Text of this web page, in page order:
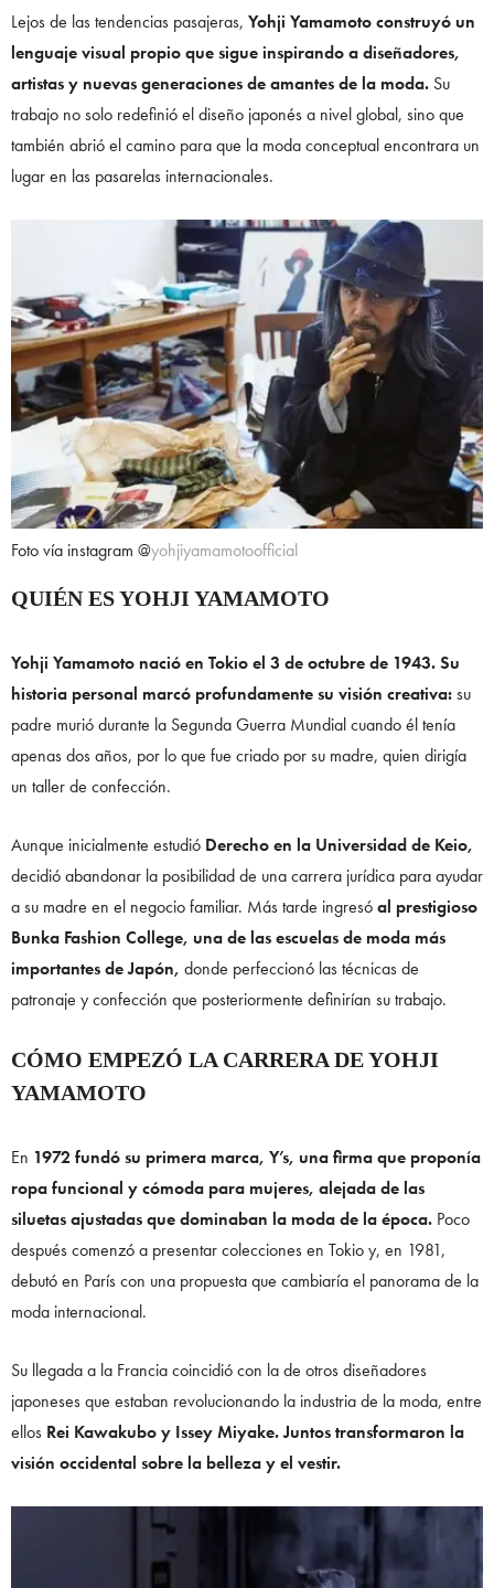
Lejos de las tendencias pasajeras, Yohji Yamamoto construyó un
lenguaje visual propio que sigue inspirando a diseñadores,
artistas y nuevas generaciones de amantes de la moda. Su
trabajo no solo redefinió el diseño japonés a nivel global, sino que
también abrió el camino para que la moda conceptual encontrara un
lugar en las pasarelas internacionales.
Foto vía instagram @yohjiyamamotoofficial
QUIÉN ES YOHJI YAMAMOTO
Yohji Yamamoto nació en Tokio el 3 de octubre de 1943. Su
historia personal marcó profundamente su visión creativa:su
padre murió durante la Segunda Guerra Mundial cuando él tenía
apenas dos años, por lo que fue criado por su madre, quien dirigía
un taller de confección.
Aunque inicialmente estudió Derecho en la Universidad de Keio,
decidió abandonar la posibilidad de una carrera jurídica para ayudar
a su madre en el negocio familiar. Más tarde ingresóal prestigioso
Bunka Fashion College, una de las escuelas de moda más
importantes de Japón, donde perfeccionó las técnicas de
patronaje y confección que posteriormente definirían su trabajo.
CÓMO EMPEZÓ LA CARRERA DE YOHJI
YAMAMOTO
En 1972 fundó su primera marca, Y’s, una firma que proponía
ropa funcional y cómoda para mujeres, alejada de las
siluetas ajustadas que dominaban la moda de la época. Poco
después comenzó a presentar colecciones en Tokio y, en 1981,
debutó en París con una propuesta que cambiaría el panorama de la
moda internacional.
Su llegada a la Francia coincidió con la de otros diseñadores
japoneses que estaban revolucionando la industria de la moda, entre
ellos Rei Kawakubo y Issey Miyake. Juntos transformaron la
visión occidental sobre la belleza y el vestir.